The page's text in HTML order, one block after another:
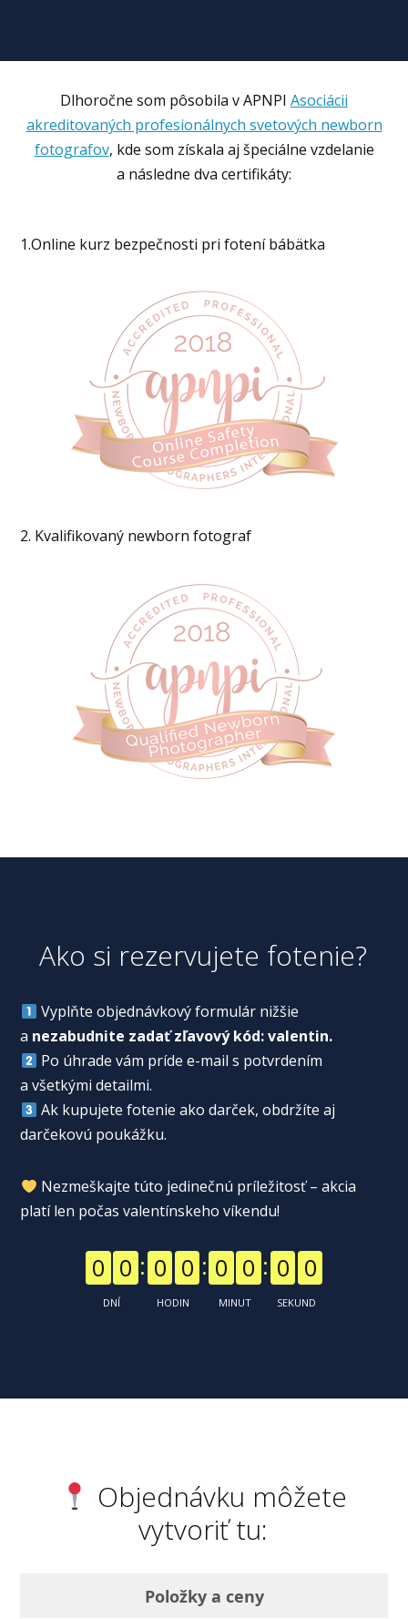
Dlhoročne som pôsobila v APNPI Asociácii
akreditovaných profesionálnych svetových newborn
fotografov, kde som získala aj špeciálne vzdelanie
a následne dva certifikáty:
1.Online kurz bezpečnosti pri fotení bábätka
2. Kvalifikovaný newborn fotograf
Ako si rezervujete fotenie?
Vyplňte objednávkový formulár nižšie
a nezabudnite zadať zľavový kód: valentin.
Po úhrade vám príde e-mail s potvrdením
a všetkými detailmi.
Ak kupujete fotenie ako darček, obdržíte aj
darčekovú poukážku.
Nezmeškajte túto jedinečnú príležitosť – akcia
platí len počas valentínskeho víkendu!
0 0
DNÍ
0 0
HODIN
0 0
MINUT
0 0
SEKUND
Objednávku môžete
vytvoriť tu:
Položky a ceny